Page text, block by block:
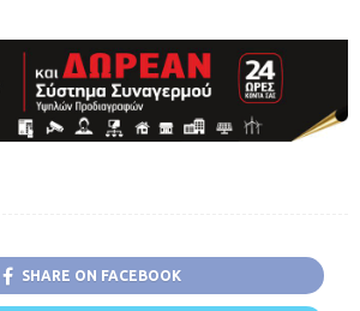
SHARE ON FACEBOOK